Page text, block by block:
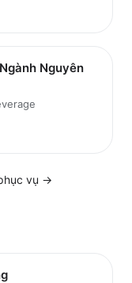
Nguyên
vụ →